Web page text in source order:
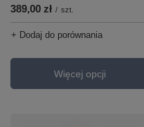
389,00 zł / szt.
+ Dodaj do porównania
Więcej opcji